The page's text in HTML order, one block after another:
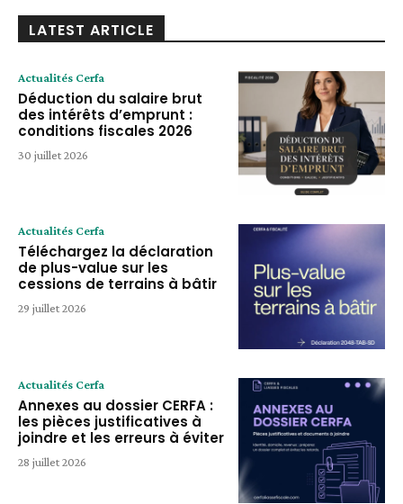
LATEST ARTICLE
Actualités Cerfa
Déduction du salaire brut
des intérêts d’emprunt :
conditions fiscales 2026
30 juillet 2026
Actualités Cerfa
Téléchargez la déclaration
de plus-value sur les
cessions de terrains à bâtir
29 juillet 2026
Actualités Cerfa
Annexes au dossier CERFA :
les pièces justificatives à
joindre et les erreurs à éviter
28 juillet 2026